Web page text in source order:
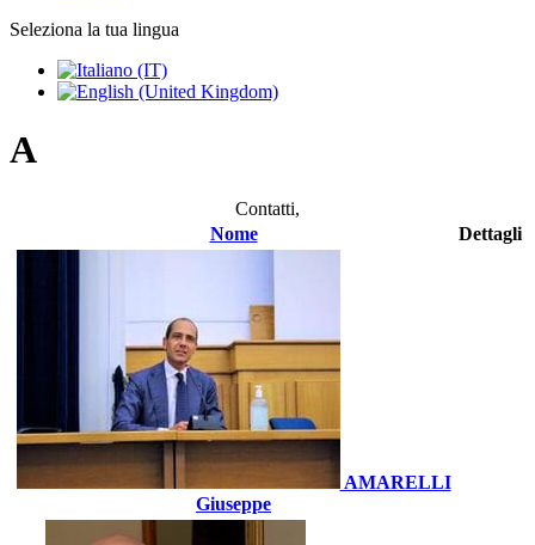
Seleziona la tua lingua
A
Contatti,
Nome
Dettagli
AMARELLI
Giuseppe